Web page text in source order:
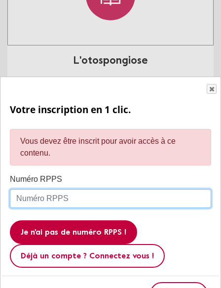
L'otospongiose
Intelligence artificielle basée sur des
organoïdes de cerveau humain : le
projet “Dishbrain”
Votre inscription en 1 clic.
Vous devez être inscrit pour avoir accès à ce
contenu.
Numéro RPPS
Je n'ai pas de numéro RPPS !
Déjà un compte ? Connectez vous !